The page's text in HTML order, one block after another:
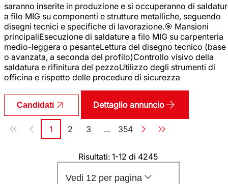
saranno inserite in produzione e si occuperanno di
a filo MIG su componenti e strutture metalliche, seguendo
disegni tecnici e specifiche di lavorazione.🎯 Mansioni
principaliEsecuzione di saldature a filo MIG su carpenteria
medio-leggera o pesanteLettura del disegno tecnico (base
o avanzata, a seconda del profilo)Controllo visivo della
saldatura e rifinitura del pezzoUtilizzo degli strumenti di
officina e rispetto delle procedure di sicurezza
Candidati Dettaglio annuncio
Paginazione
Pagina
1 Pagina
2 Pagina
3 ... Pagina
354
Risultati: 1-12 di 4245
Vedi 12 per pagina